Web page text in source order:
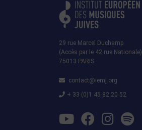
29 rue Marcel Duchamp
(Accès par le 42 rue Nationale)
75013 PARIS
contact@iemj.org
+ 33 (0)1 45 82 20 52